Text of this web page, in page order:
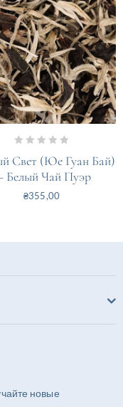
Свет (Юе Гуан Бай)
Белый Чай Пуэр
₴355,00
новые